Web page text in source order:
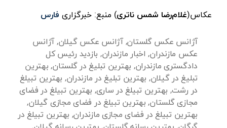
عکاس(غلام‌رضا شمس ناتری) منبع: خبرگزاری فارس
آژانس عکس گلستان,آژانس عکس گیلان,آژانس
عکس مازندران, اخبار مازندران, بازدید رئیس کل
دادگستری مازندران, بهترین تبلیغ در گلستان, بهترین
تبلیغ در گیلان, بهترین تبلیغ در مازندران, بهترین تبیلغ
در رشت, بهترین تبیلغ در ساری, بهترین تبیلغ در فضای
مجازی گلستان, بهترین تبیلغ در فضای مجازی گیلان,
بهترین تبیلغ در فضای مجازی مازندران, بهترین تبیلغ در